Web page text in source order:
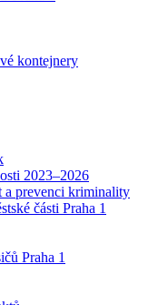
kontejnery
2023–2026
a prevenci kriminality
části Praha 1
Praha 1